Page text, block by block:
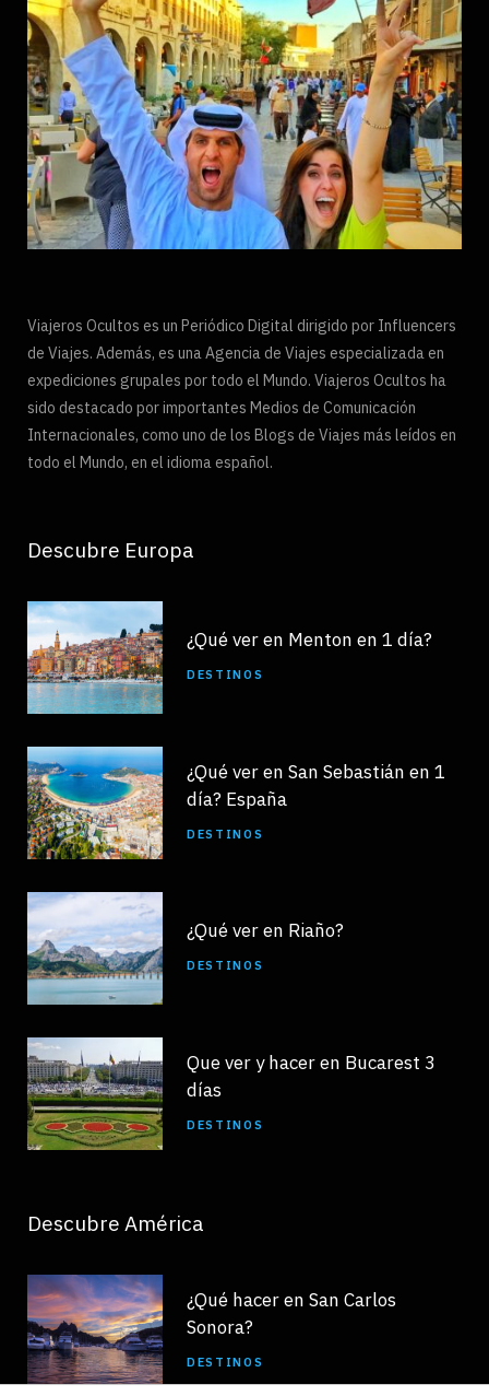
Viajeros Ocultos es un Periódico Digital dirigido por Influencers
de Viajes. Además, es una Agencia de Viajes especializada en
expediciones grupales por todo el Mundo. Viajeros Ocultos ha
sido destacado por importantes Medios de Comunicación
Internacionales, como uno de los Blogs de Viajes más leídos en
todo el Mundo, en el idioma español.
Descubre Europa
¿Qué ver en Menton en 1 día?
DESTINOS
¿Qué ver en San Sebastián en 1
día? España
DESTINOS
¿Qué ver en Riaño?
DESTINOS
Que ver y hacer en Bucarest 3
días
DESTINOS
Descubre América
¿Qué hacer en San Carlos
Sonora?
DESTINOS